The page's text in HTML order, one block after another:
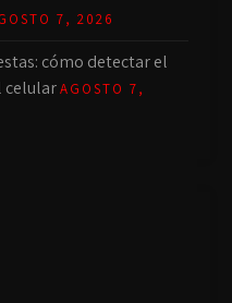
7, 2026
cómo detectar el
celularAGOSTO 7,